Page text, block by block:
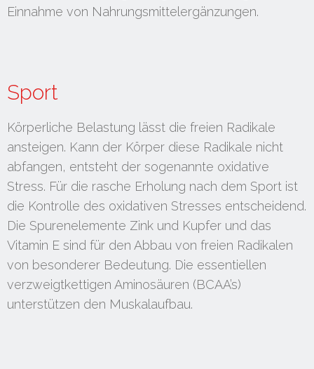
Einnahme von Nahrungsmittelergänzungen.
Sport
Körperliche Belastung lässt die freien Radikale
ansteigen. Kann der Körper diese Radikale nicht
abfangen, entsteht der sogenannte oxidative
Stress. Für die rasche Erholung nach dem Sport ist
die Kontrolle des oxidativen Stresses entscheidend.
Die Spurenelemente Zink und Kupfer und das
Vitamin E sind für den Abbau von freien Radikalen
von besonderer Bedeutung. Die essentiellen
verzweigtkettigen Aminosäuren (BCAA’s)
unterstützen den Muskalaufbau.